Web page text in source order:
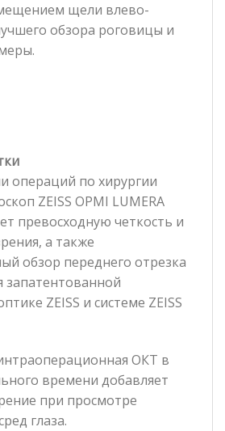
щели влево-
обзора роговицы и
операций по хирургии
ZEISS OPMI LUMERA
превосходную четкость и
а также
обзор переднего отрезка
запатентованной
ZEISS и системе ZEISS
OКT в
времени добавляет
при просмотре
глаза.